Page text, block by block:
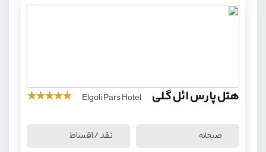
هتل پارس ائل گلی Elgoli Pars Hotel
★
★
★
★
★
صبحانه نقد / اقساط